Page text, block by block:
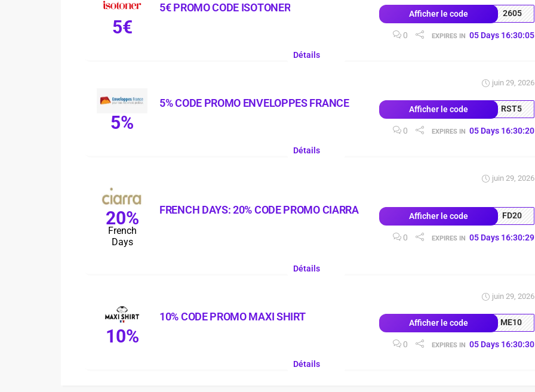
5€
5€ PROMO CODE ISOTONER Afficher le code 2605
0 EXPIRES IN 05 Days 16:30:04
Détails
5%
5% CODE PROMO ENVELOPPES FRANCE
juin 29, 2026
Afficher le code RST5
0 EXPIRES IN 05 Days 16:30:19
Détails
20%
French
Days
FRENCH DAYS: 20% CODE PROMO CIARRA
juin 29, 2026
Afficher le code FD20
0 EXPIRES IN 05 Days 16:30:28
Détails
10%
10% CODE PROMO MAXI SHIRT
juin 29, 2026
Afficher le code ME10
0 EXPIRES IN 05 Days 16:30:29
Détails